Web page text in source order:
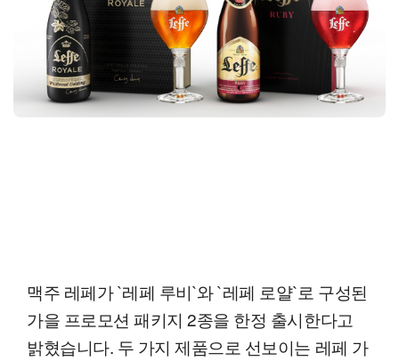
맥주 레페가 `레페 루비`와 `레페 로얄`로 구성된
가을 프로모션 패키지 2종을 한정 출시한다고
밝혔습니다. 두 가지 제품으로 선보이는 레페 가